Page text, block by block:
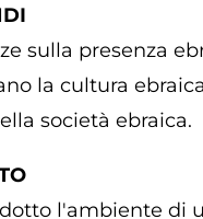
sulla presenza
la cultura
società ebraica.
l'ambiente di